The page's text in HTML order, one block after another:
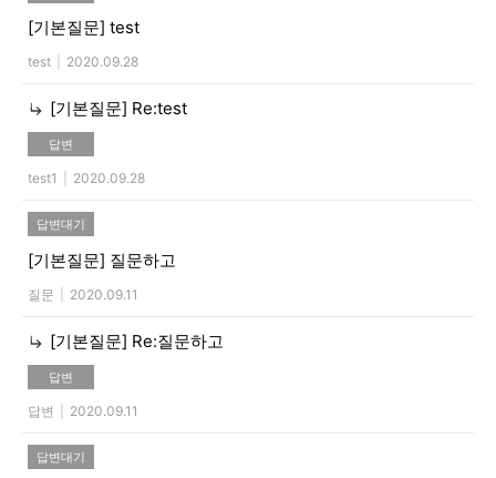
[기본질문] test
test 2020.09.28
[기본질문] Re:test
답변
test1 2020.09.28
답변대기
[기본질문] 질문하고
질문 2020.09.11
[기본질문] Re:질문하고
답변
답변 2020.09.11
답변대기